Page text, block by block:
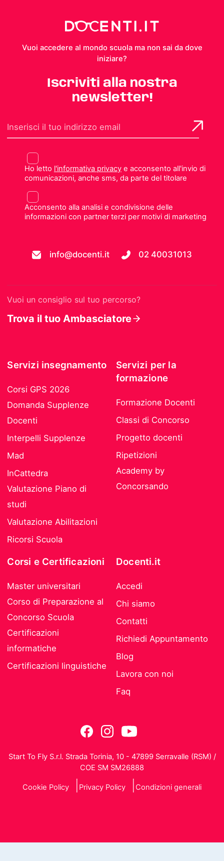
Vuoi accedere al mondo scuola ma non sai da dove
iniziare?
Iscriviti alla nostra
newsletter!
Ho letto l'informativa privacye acconsento all'invio di
comunicazioni, anche sms, da parte del titolare
Acconsento alla analisi e condivisione delle
informazioni con partner terzi per motivi di marketing
info@docenti.it 02 40031013
Vuoi un consiglio sul tuo percorso?
Trova il tuo Ambasciatore
Servizi insegnamento
Corsi GPS 2026
Domanda Supplenze
Docenti
Interpelli Supplenze
Mad
InCattedra
Valutazione Piano di
studi
Valutazione Abilitazioni
Ricorsi Scuola
Servizi per la
formazione
Formazione Docenti
Classi di Concorso
Progetto docenti
Ripetizioni
Academy by
Concorsando
Corsi e Certificazioni
Master universitari
Corso di Preparazione al
Concorso Scuola
Certificazioni
informatiche
Certificazioni linguistiche
Docenti.it
Accedi
Chi siamo
Contatti
Richiedi Appuntamento
Blog
Lavora con noi
Faq
Start To Fly S.r.l. Strada Torinia, 10 - 47899 Serravalle (RSM) /
COE SM SM26888
Cookie Policy Privacy Policy Condizioni generali